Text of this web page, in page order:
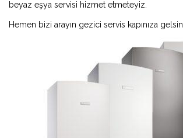
beyaz eşya servisi hizmet etmeteyiz.
Hemen bizi arayın gezici servis kapınıza gelsin.